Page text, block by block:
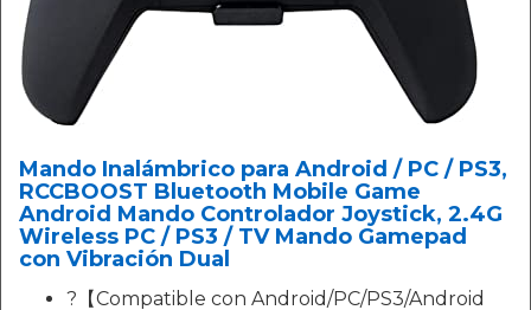
Mando Inalámbrico para Android / PC / PS3,
RCCBOOST Bluetooth Mobile Game
Android Mando Controlador Joystick, 2.4G
Wireless PC / PS3 / TV Mando Gamepad
con Vibración Dual
?【Compatible con Android/PC/PS3/Android